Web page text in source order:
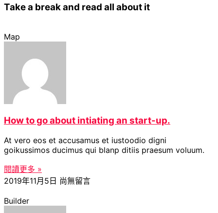
Take a break and read all about it
Map
How to go about intiating an start-up.
At vero eos et accusamus et iustoodio digni
goikussimos ducimus qui blanp ditiis praesum voluum.
閱讀更多 »
2019年11月5日 尚無留言
Builder